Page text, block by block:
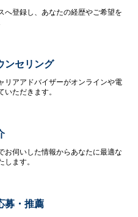
へ登録し、あなたの経歴やご希望を
ンセリング
リアアドバイザーがオンラインや電
いただきます。
お伺いした情報からあなたに最適な
します。
募・推薦